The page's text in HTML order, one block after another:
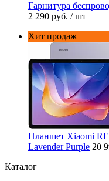
Гарнитура
2 290 руб. / шт
Хит продаж
Планшет Xiaomi
Lavender Purple 20
Каталог